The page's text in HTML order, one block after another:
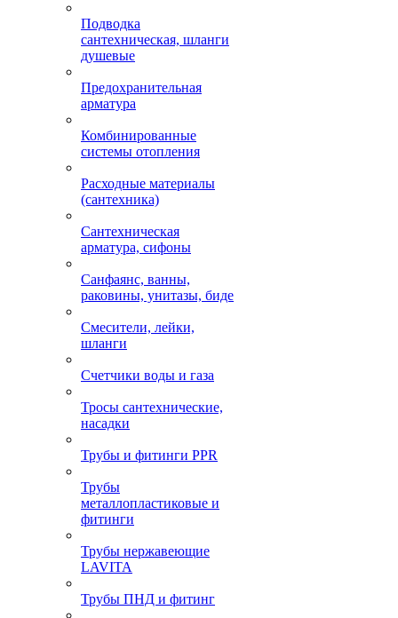
Подводка
сантехническая, шланги
душевые
Предохранительная
арматура
Комбинированные
системы отопления
Расходные материалы
(сантехника)
Сантехническая
арматура, сифоны
Санфаянс, ванны,
раковины, унитазы, биде
Смесители, лейки,
шланги
Счетчики воды и газа
Тросы сантехнические,
насадки
Трубы и фитинги PPR
Трубы
металлопластиковые и
фитинги
Трубы нержавеющие
LAVITA
Трубы ПНД и фитинг